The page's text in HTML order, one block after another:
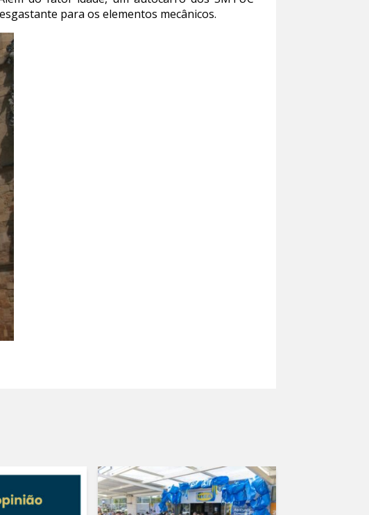
para os elementos mecânicos.